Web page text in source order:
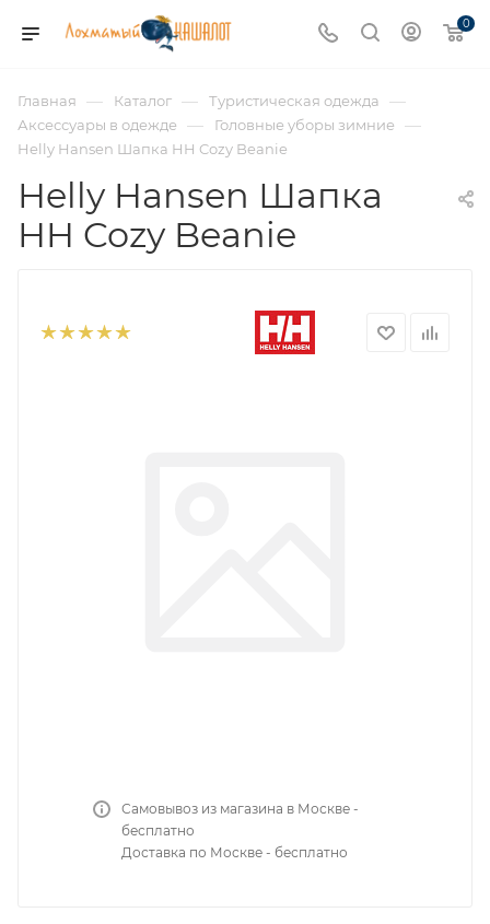
0
Главная — Каталог — Туристическая одежда —
Аксессуары в одежде — Головные уборы зимние —
Helly Hansen Шапка HH Cozy Beanie
Helly Hansen Шапка
HH Cozy Beanie
Самовывоз из магазина в Москве -
бесплатно
Доставка по Москве - бесплатно